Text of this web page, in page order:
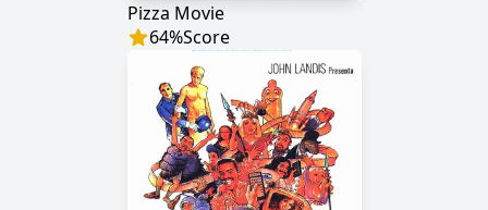
Pizza Movie
64%Score